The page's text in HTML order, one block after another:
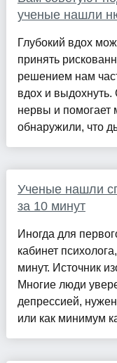
ученые нашли
Глубокий вдох
принять
решением нам
вдох и выдохнуть.
нервы и помогает
обнаружили, что
Ученые нашли
за 10 минут
Иногда для
кабинет
минут. Источник
Многие люди
депрессией,
или как минимум